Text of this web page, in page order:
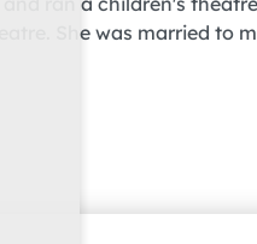
She was married to